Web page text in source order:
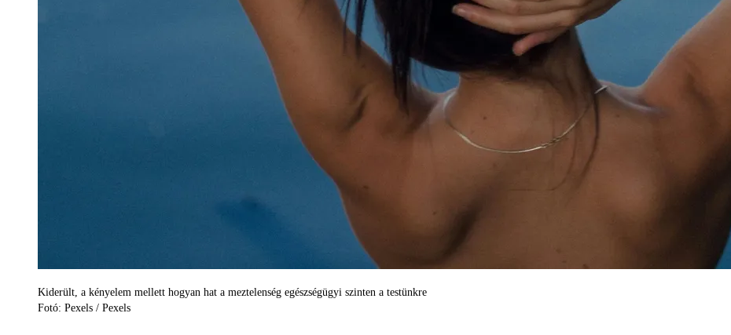
Kiderült, a kényelem mellett hogyan hat a meztelenség egészségügyi szinten a testünkre
Fotó: Pexels / Pexels